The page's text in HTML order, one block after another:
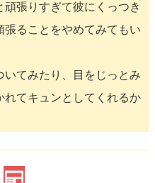
張りすぎて彼にくっつき
ることをやめてみてもい
てみたり、目をじっとみ
れてキュンとしてくれるか